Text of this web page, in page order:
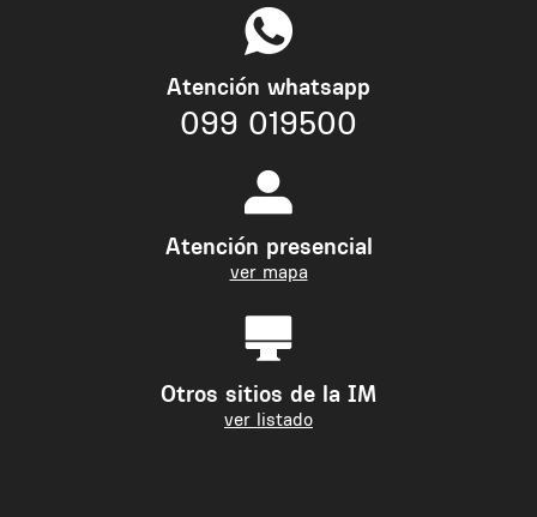
Atención whatsapp
099 019500
Atención presencial
ver mapa
Otros sitios de la IM
ver listado